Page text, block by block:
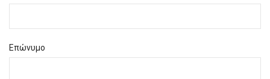
Επώνυμο